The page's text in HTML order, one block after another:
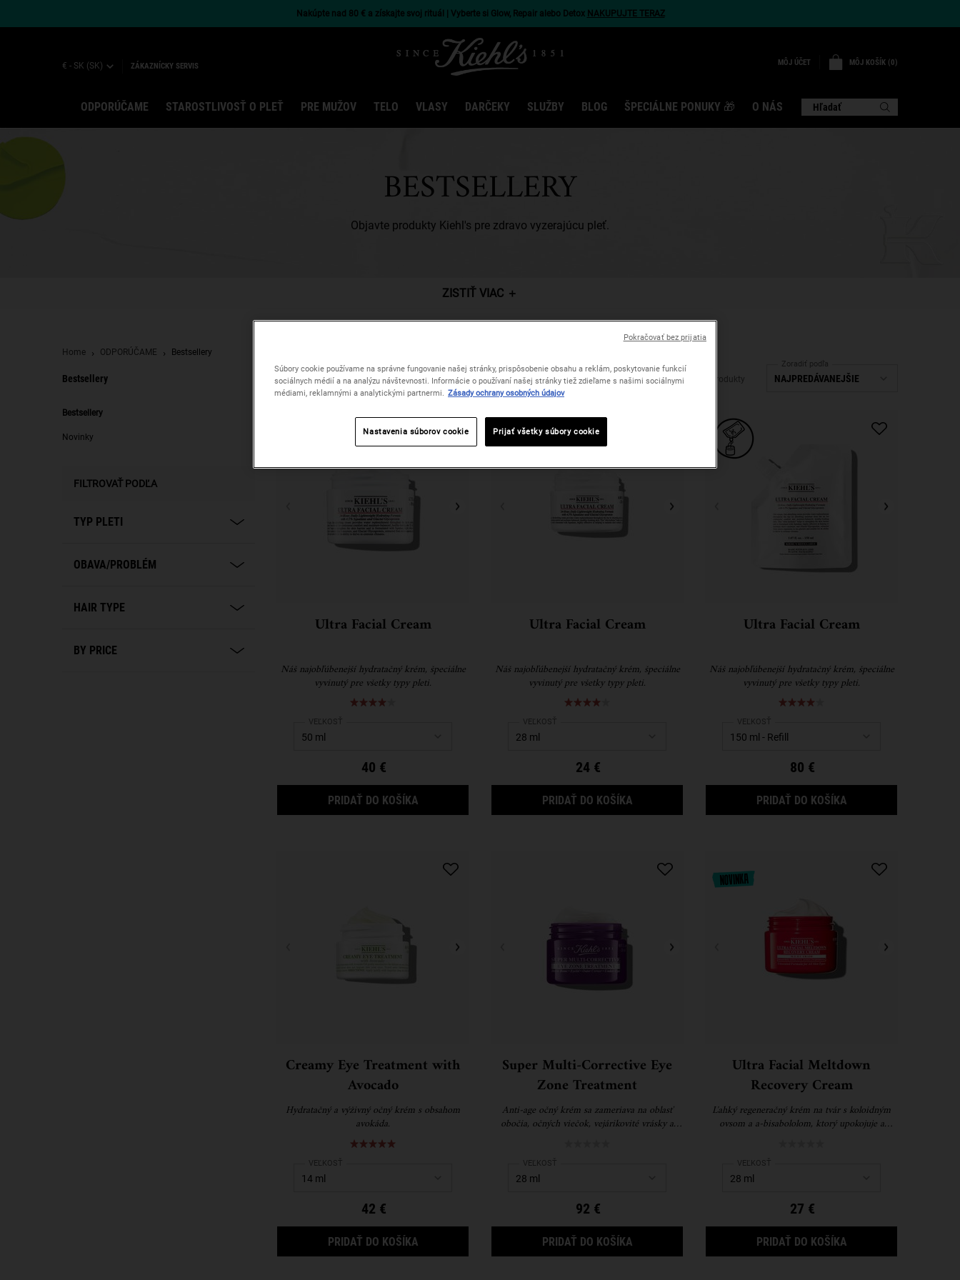
Nakúpte nad 80 € a získajte svoj rituál | Vyberte si Glow, Repair alebo Detox NAKUPUJTE TERAZ
€ - SK (SK) ZÁKAZNÍCKY SERVIS MÔJ ÚČET MÔJ KOŠÍK 0
0 VÝROBOK
ODPORÚČAME STAROSTLIVOSŤ O PLEŤ PRE MUŽOV TELO VLASY DARČEKY SLUŽBY BLOG ŠPECIÁLNE PONUKY 🎁 O NÁS Hľadať
BESTSELLERY
Objavte produkty Kiehl's pre zdravo vyzerajúcu pleť.
ZISTIŤ VIAC ＋
Home ODPORÚČAME Bestsellery
Bestsellery 24 Produkty
Zoradiť podľa
Bestsellery
Bestsellery
Novinky
FILTROVAŤ PODĽA
TYP PLETI
OBAVA/PROBLÉM
HAIR TYPE
BY PRICE
Ultra Facial Cream
Náš najobľúbenejší hydratačný krém, špeciálne
vyvinutý pre všetky typy pleti.
Select a
VEĽKOSŤ
40 €
PRIDAŤ DO KOŠÍKA
Ultra Facial Cream
Náš najobľúbenejší hydratačný krém, špeciálne
vyvinutý pre všetky typy pleti.
Select a
VEĽKOSŤ
24 €
PRIDAŤ DO KOŠÍKA
Ultra Facial Cream
Náš najobľúbenejší hydratačný krém, špeciálne
vyvinutý pre všetky typy pleti.
Select a
VEĽKOSŤ
80 €
PRIDAŤ DO KOŠÍKA
Creamy Eye Treatment with
Avocado
Hydratačný a výživný očný krém s obsahom
avokáda.
Select a
VEĽKOSŤ
42 €
PRIDAŤ DO KOŠÍKA CREAMY EYE TREATMENT WITH AVOCADO
Super Multi-Corrective Eye
Zone Treatment
Anti-age očný krém sa zameriava na oblasť
obočia, očných viečok, vejárikovité vrásky a
Select a
VEĽKOSŤ
92 €
PRIDAŤ DO KOŠÍKA SUPER MULTI-CORRECTIVE EYE ZONE TREATMENT
Ultra Facial Meltdown
Recovery Cream
Ľahký regeneračný krém na tvár s koloidným
ovsom a a-bisabololom, ktorý upokojuje a
Select a
VEĽKOSŤ
27 €
PRIDAŤ DO KOŠÍKA
Súbory cookie používame na správne fungovanie našej stránky, prispôsobenie obsahu a reklám, poskytovanie funkcií
sociálnych médií a na analýzu návštevnosti. Informácie o používaní našej stránky tiež zdieľame s našimi sociálnymi
médiami, reklamnými a analytickými partnermi. Zásady ochrany osobných údajov
Nastavenia súborov cookie Prijať všetky súbory cookie
Pokračovať bez prijatia